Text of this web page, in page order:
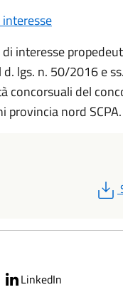
interesse
lgs. n. 50/2016 e
concorsuali del
provincia nord SCPA.
LinkedIn